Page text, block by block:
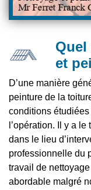
et
D’une manière
peinture de la
conditions étudiées
l’opération. Il y a
dans le lieu
professionnelle du
travail de
abordable malgré